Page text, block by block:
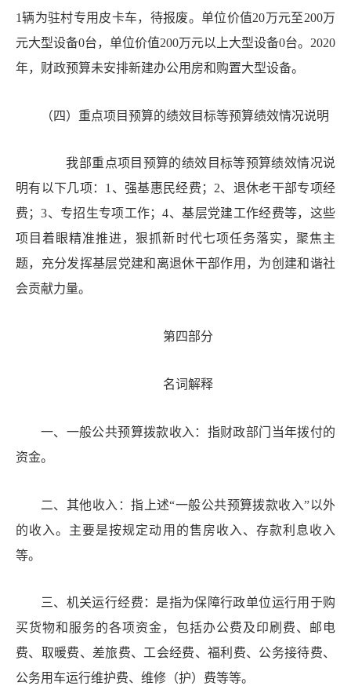
1辆为驻村专用皮卡车，待报废。单位价值20万元至200万
元大型设备0台，单位价值200万元以上大型设备0台。2020
年，财政预算未安排新建办公用房和购置大型设备。
（四） 重点项目预算的绩效目标等预算绩效情况说明
我部重点项目预算的绩效目标等预算绩效情况说
明有以下几项： 1、强基惠民经费；2、退休老干部专项经
费；3、专招生专项工作；4、基层党建工作经费等， 这些
项目着眼精准推进，狠抓新时代七项任务落实， 聚焦主
题，充分发挥基层党建和 离退休干部作用 ， 为创建和谐社
会贡献力量。
第四部分
名词解释
一、一般公共预算拨款收入：指财政部门
当年拨付的
资金。
二、其他收入 ：指 上述“一般公共预算拨款收入”以外
的收入。主要是按规定动用的售房收入、存款利息收入
等。
三、机关运行经费：是指为保障行政单位运行用于购
买货物和服务的各项资金，包括办公费及印刷费、邮电
费、取暖费、差旅费、工会经费、福利费、公务接待费、
公务用车运行维护费、维修（护）费等等。